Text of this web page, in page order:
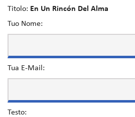
Titolo: En Un Rincón Del Alma
Tuo Nome:
Tua E-Mail:
Testo: